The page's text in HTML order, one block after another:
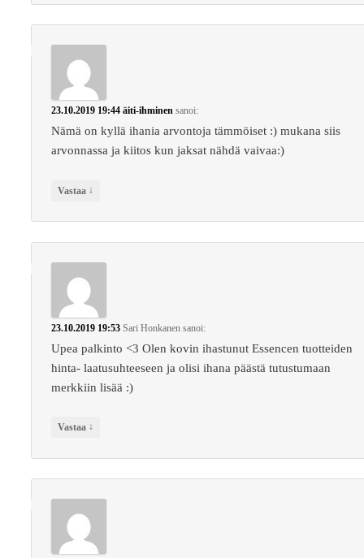
23.10.2019 19:44 äiti-ihminen sanoi:
Nämä on kyllä ihania arvontoja tämmöiset :) mukana siis
arvonnassa ja kiitos kun jaksat nähdä vaivaa:)
Vastaa ↓
23.10.2019 19:53 Sari Honkanen sanoi:
Upea palkinto <3 Olen kovin ihastunut Essencen tuotteiden
hinta- laatusuhteeseen ja olisi ihana päästä tutustumaan
merkkiin lisää :)
Vastaa ↓